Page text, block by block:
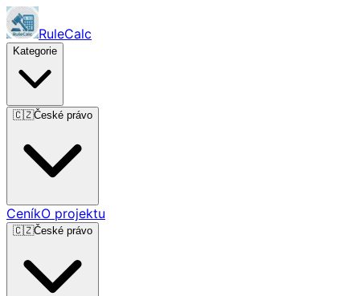
RuleCalc
Kategorie
🇨🇿České právo
CeníkO projektu
🇨🇿České právo